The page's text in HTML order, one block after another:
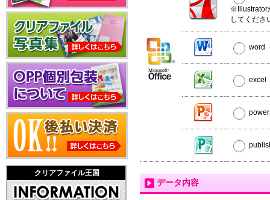
クリアファイル王国
※Illustrator
してくださ
word
excel
データ内容